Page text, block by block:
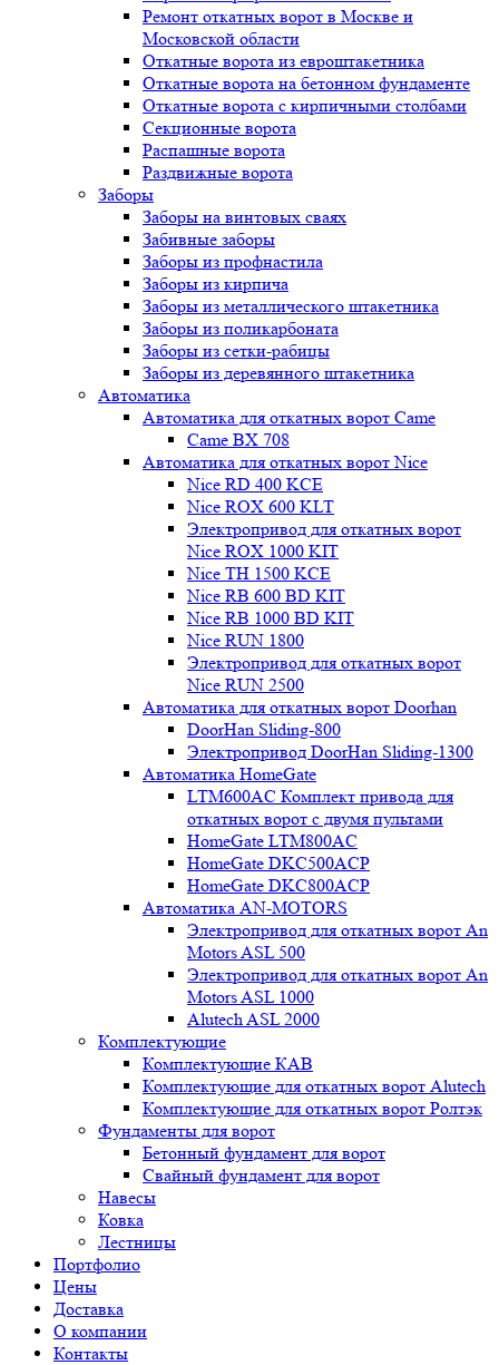
Ремонт откатных ворот в Москве и
Московской области
Откатные ворота из евроштакетника
Откатные ворота на бетонном фундаменте
Откатные ворота с кирпичными столбами
Секционные ворота
Распашные ворота
Раздвижные ворота
Заборы
Заборы на винтовых сваях
Забивные заборы
Заборы из профнастила
Заборы из кирпича
Заборы из металлического штакетника
Заборы из поликарбоната
Заборы из сетки-рабицы
Заборы из деревянного штакетника
Автоматика
Автоматика для откатных ворот Came
Came BX 708
Автоматика для откатных ворот Nice
Nice RD 400 KCE
Nice ROX 600 KLT
Электропривод для откатных ворот
Nice ROX 1000 KIT
Nice TH 1500 KCE
Nice RB 600 BD KIT
Nice RB 1000 BD KIT
Nice RUN 1800
Электропривод для откатных ворот
Nice RUN 2500
Автоматика для откатных ворот Doorhan
DoorHan Sliding-800
Электропривод DoorHan Sliding-1300
Автоматика HomeGate
LTM600AC Комплект привода для
откатных ворот с двумя пультами
HomeGate LTM800AC
HomeGate DKC500ACP
HomeGate DKC800ACP
Автоматика AN-MOTORS
Электропривод для откатных ворот An
Motors ASL 500
Электропривод для откатных ворот An
Motors ASL 1000
Alutech ASL 2000
Комплектующие
Комплектующие КАВ
Комплектующие для откатных ворот Alutech
Комплектующие для откатных ворот Ролтэк
Фундаменты для ворот
Бетонный фундамент для ворот
Свайный фундамент для ворот
Навесы
Ковка
Лестницы
Портфолио
Цены
Доставка
О компании
Контакты